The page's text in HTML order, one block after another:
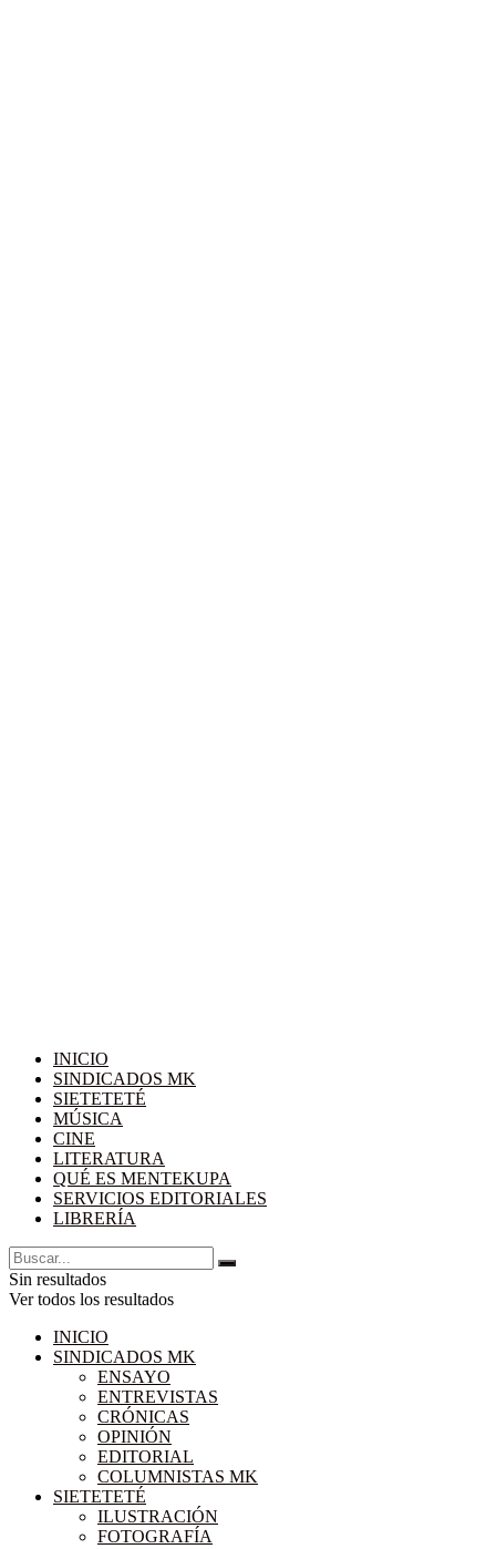
INICIO
SINDICADOS MK
SIETETETÉ
MÚSICA
CINE
LITERATURA
QUÉ ES MENTEKUPA
SERVICIOS EDITORIALES
LIBRERÍA
Sin resultados
Ver todos los resultados
INICIO
SINDICADOS MK
ENSAYO
ENTREVISTAS
CRÓNICAS
OPINIÓN
EDITORIAL
COLUMNISTAS MK
SIETETETÉ
ILUSTRACIÓN
FOTOGRAFÍA